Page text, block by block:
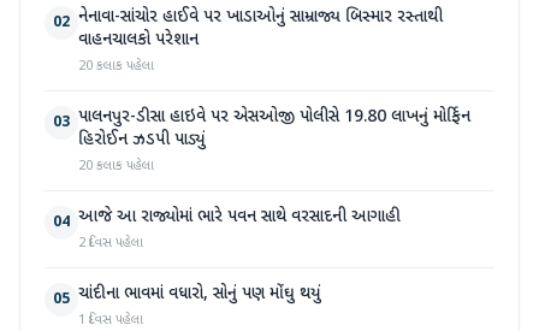
02 નેનાવા-સાંચોર હાઈવે પર ખાડાઓનું સામ્રાજ્ય બિસ્માર રસ્તાથી
વાહનચાલકો પરેશાન
20 કલાક પહેલા
03 પાલનપુર-ડીસા હાઇવે પર એસઓજી પોલીસે 19.80 લાખનું મોર્ફિન
હિરોઈન ઝડપી પાડ્યું
20 કલાક પહેલા
04 આજે આ રાજ્યોમાં ભારે પવન સાથે વરસાદની આગાહી
2 દિવસ પહેલા
05 ચાંદીના ભાવમાં વધારો, સોનું પણ મોંઘુ થયું
1 દિવસ પહેલા